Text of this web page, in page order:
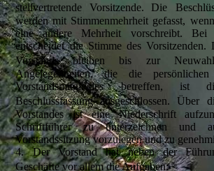
stellvertretende Vorsitzende. Die
werden mit Stimmenmehrheit gefasst,
eine andere Mehrheit vorschreibt. Bei
entscheidet die Stimme des
Vorstands bleiben bis zur
Angelegenheiten, die die
Vorstandsmitgliedes betreffen, ist
Beschlussfassung ausgeschlossen. Über
Vorstandes ist eine Niederschrift
Schriftführer zu unterzeichnen und
Vorstandssitzung vorzulegen und zu
4. Der Vorstand hat neben der
Geschäfte vor allem die Aufgaben: